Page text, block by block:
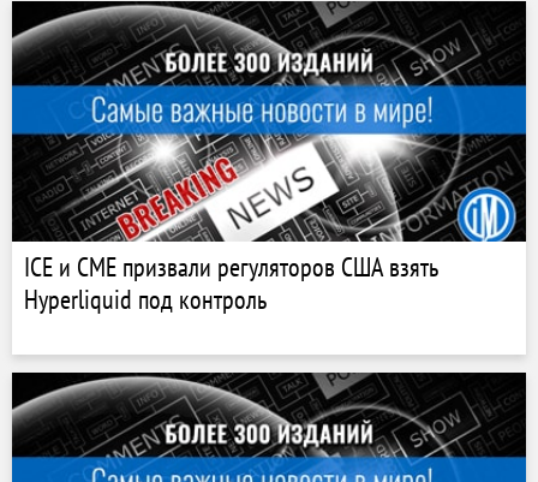
ICE и CME призвали регуляторов США взять
Hyperliquid под контроль